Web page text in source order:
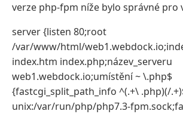
verze php-fpm níže bylo správné pro
server {listen 80;root
/var/www/html/
index.htm index.php;název_serveru
web1.webdock.io;umístění ~ \.php$
{fastcgi_split_path_info ^(.+\ .php)(/
unix:/var/run/php/php7.3-